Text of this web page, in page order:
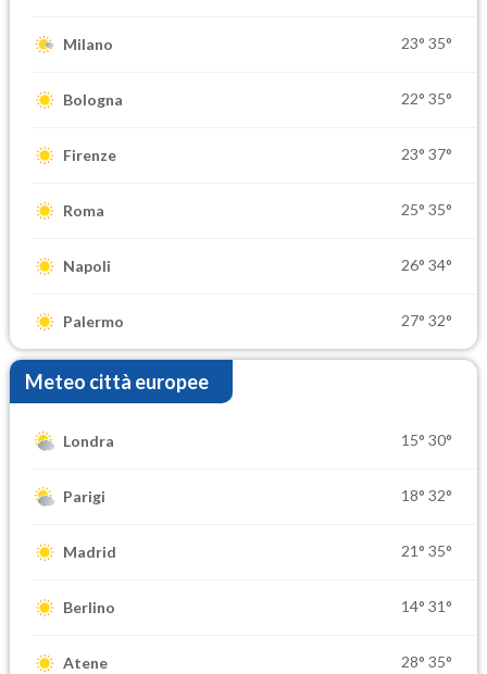
Milano 23° 35°
Bologna 22° 35°
Firenze 23° 37°
Roma 25° 35°
Napoli 26° 34°
Palermo 27° 32°
Meteo città europee
Londra 15° 30°
Parigi 18° 32°
Madrid 21° 35°
Berlino 14° 31°
Atene 28° 35°